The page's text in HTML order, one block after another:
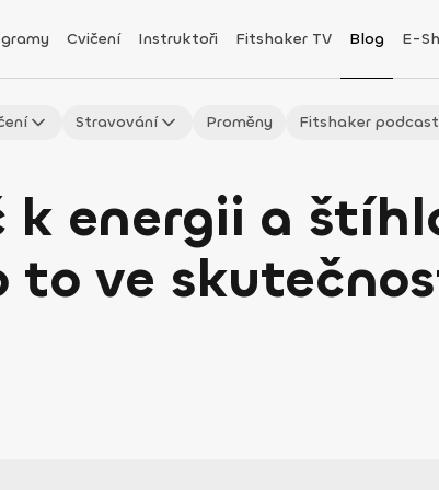
Cvičení Instruktoři Fitshaker TV Blog E-
Stravování Proměny Fitshaker
energii a
to ve